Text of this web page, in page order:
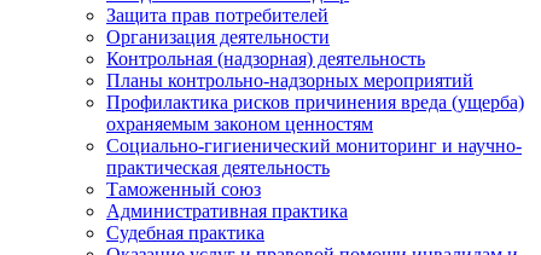
Защита прав потребителей
Организация деятельности
Контрольная (надзорная) деятельность
Планы контрольно-надзорных мероприятий
Профилактика рисков причинения вреда (ущерба)
охраняемым законом ценностям
Социально-гигиенический мониторинг и научно-
практическая деятельность
Таможенный союз
Административная практика
Судебная практика